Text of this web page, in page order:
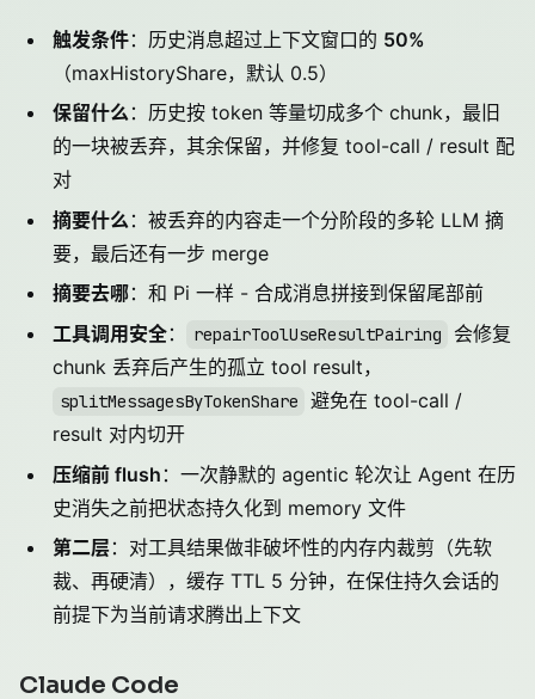
触发条件：历史消息超过上下文窗口的 50%
（maxHistoryShare，默认 0.5）
保留什么：历史按 token 等量切成多个 chunk，最旧
的一块被丢弃，其余保留，并修复 tool-call / result 配
对
摘要什么 ：被丢弃的内容走一个分阶段的多轮 LLM 摘
要，最后还有一步 merge
摘要去哪：和 Pi 一样 - 合成消息拼接到保留尾部前
工具调用安全： repairToolUseResultPairing
会修复
chunk 丢弃后产生的孤立 tool result，
splitMessagesByTokenShare
避免在 tool-call /
result 对内切开
压缩前 flush ：一次静默的 agentic 轮次让 Agent 在历
史消失之前把状态持久化到 memory 文件
第二层：对工具结果做非破坏性的内存内裁剪（先软
裁、再硬清），缓存 TTL 5 分钟，在保住持久会话的
前提下为当前请求腾出上下文
Claude Code